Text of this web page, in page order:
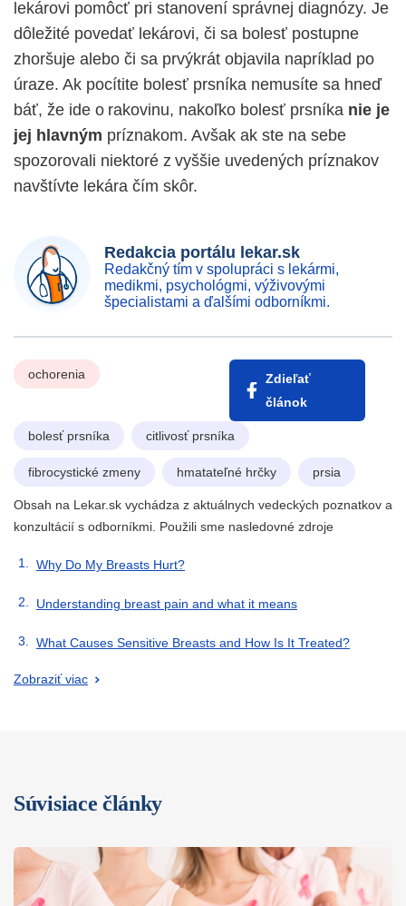
lekárovi pomôcť pri stanovení správnej diagnózy. Je
dôležité povedať lekárovi, či sa bolesť postupne
zhoršuje alebo či sa prvýkrát objavila napríklad po
úraze. Ak pocítite bolesť prsníka nemusíte sa hneď
báť, že ide o rakovinu, nakoľko bolesť prsníka nie je
jej hlavným príznakom. Avšak ak ste na sebe
spozorovali niektoré z vyššie uvedených príznakov
navštívte lekára čím skôr.
Redakcia portálu lekar.sk
Redakčný tím v spolupráci s lekármi,
medikmi, psychológmi, výživovými
špecialistami a ďalšími odborníkmi.
ochorenia
Zdieľať
článok
bolesť prsníka citlivosť prsníka
fibrocystické zmeny hmatateľné hrčky prsia
Obsah na Lekar.sk vychádza z aktuálnych vedeckých poznatkov a
konzultácií s odborníkmi. Použili sme nasledovné zdroje
Why Do My Breasts Hurt?
Understanding breast pain and what it means
What Causes Sensitive Breasts and How Is It Treated?
Zobraziť viac
Súvisiace články